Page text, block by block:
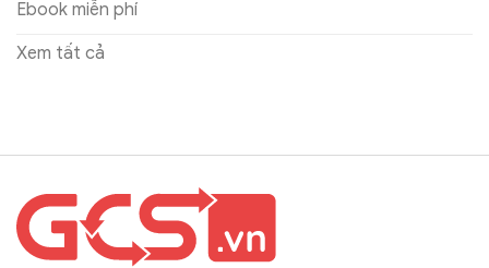
Ebook miễn phí
Xem tất cả